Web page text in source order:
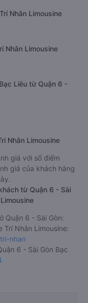
Nhân Limousine
Nhân Limousine
Liêu từ Quận 6 -
Nhân Limousine
giá với số điểm
giá của khách hàng
từ Quận 6 - Sài
Quận 6 - Sài Gòn:
Trí Nhân Limousine:
nhan
6 - Sài Gòn Bạc